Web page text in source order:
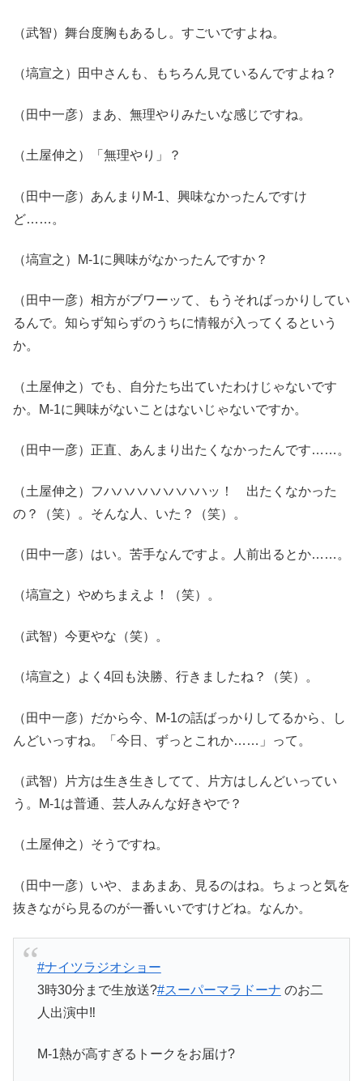
（武智）舞台度胸もあるし。すごいですよね。
（塙宣之）田中さんも、もちろん見ているんですよね？
（田中一彦）まあ、無理やりみたいな感じですね。
（土屋伸之）「無理やり」？
（田中一彦）あんまりM-1、興味なかったんですけ
ど……。
（塙宣之）M-1に興味がなかったんですか？
（田中一彦）相方がブワーッて、もうそればっかりしてい
るんで。知らず知らずのうちに情報が入ってくるという
か。
（土屋伸之）でも、自分たち出ていたわけじゃないです
か。M-1に興味がないことはないじゃないですか。
（田中一彦）正直、あんまり出たくなかったんです……。
（土屋伸之）フハハハハハハハハッ！ 出たくなかった
の？（笑）。そんな人、いた？（笑）。
（田中一彦）はい。苦手なんですよ。人前出るとか……。
（塙宣之）やめちまえよ！（笑）。
（武智）今更やな（笑）。
（塙宣之）よく4回も決勝、行きましたね？（笑）。
（田中一彦）だから今、M-1の話ばっかりしてるから、し
んどいっすね。「今日、ずっとこれか……」って。
（武智）片方は生き生きしてて、片方はしんどいってい
う。M-1は普通、芸人みんな好きやで？
（土屋伸之）そうですね。
（田中一彦）いや、まあまあ、見るのはね。ちょっと気を
抜きながら見るのが一番いいですけどね。なんか。
#ナイツラジオショー
3時30分まで生放送?#スーパーマラドーナ のお二
人出演中‼️
M-1熱が高すぎるトークをお届け?